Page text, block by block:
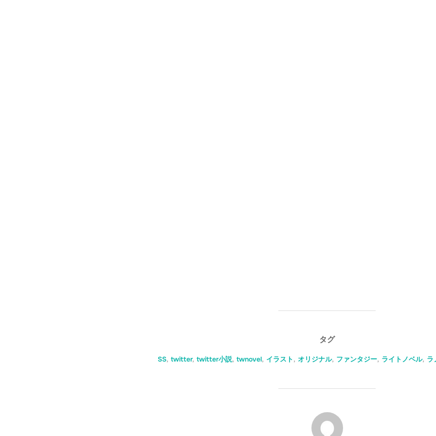
タグ
SS, twitter, twitter小説, twnovel, イラスト, オリジナル, ファンタジー, ライトノベル, ラ
投稿者